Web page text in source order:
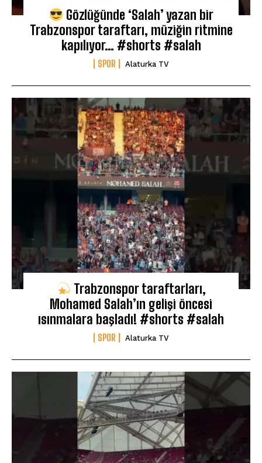
Gözlüğünde ‘Salah’ yazan bir
Trabzonspor taraftarı, müziğin ritmine
kapılıyor… #shorts #salah
SPOR Alaturka TV
Trabzonspor taraftarları,
Mohamed Salah’ın gelişi öncesi
ısınmalara başladı! #shorts #salah
SPOR Alaturka TV